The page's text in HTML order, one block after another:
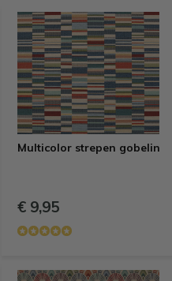
Multicolor strepen gobelin
€ 9,95